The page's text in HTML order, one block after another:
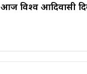
आज विश्व आदिवासी